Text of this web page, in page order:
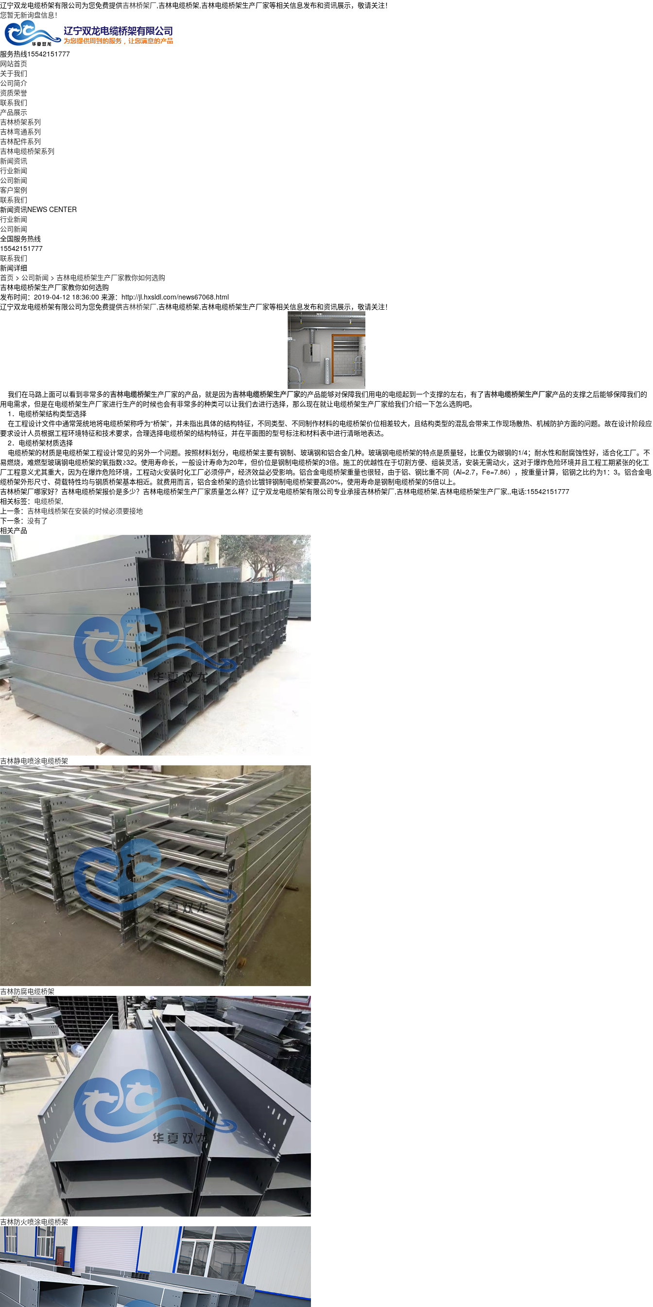
辽宁双龙电缆桥架有限公司为您免费提供吉林桥架厂,吉林电缆桥架,吉林电缆桥架生产厂家等相关信息发布和资讯展示，敬请关注！
您暂无新询盘信息！
服务热线15542151777
网站首页
关于我们
公司简介
资质荣誉
联系我们
产品展示
吉林桥架系列
吉林弯通系列
吉林配件系列
吉林电缆桥架系列
新闻资讯
行业新闻
公司新闻
客户案例
联系我们
新闻资讯NEWS CENTER
行业新闻
公司新闻
全国服务热线
15542151777
联系我们
新闻详细
首页 > 公司新闻 > 吉林电缆桥架生产厂家教你如何选购
吉林电缆桥架生产厂家教你如何选购
发布时间：2019-04-12 18:36:00 来源：http://jl.hxsldl.com/news67068.html
辽宁双龙电缆桥架有限公司为您免费提供吉林桥架厂,吉林电缆桥架,吉林电缆桥架生产厂家等相关信息发布和资讯展示，敬请关注！
我们在马路上面可以看到非常多的吉林电缆桥架生产厂家的产品，就是因为吉林电缆桥架生产厂家的产品能够对保障我们用电的电缆起到一个支撑的左右，有了吉林电缆桥架生产厂家产品的支撑之后能够保障我们的
用电需求，但是在电缆桥架生产厂家进行生产的时候也会有非常多的种类可以让我们去进行选择，那么现在就让电缆桥架生产厂家给我们介绍一下怎么选购吧。
1．电缆桥架结构类型选择
在工程设计文件中通常笼统地将电缆桥架称呼为“桥架”，并未指出具体的结构特征，不同类型、不同制作材料的电缆桥架价位相差较大，且结构类型的混乱会带来工作现场散热、机械防护方面的问题。故在设计阶段应
要求设计人员根据工程环境特征和技术要求，合理选择电缆桥架的结构特征，并在平面图的型号标注和材料表中进行清晰地表达。
2．电缆桥架材质选择
电缆桥架的材质是电缆桥架工程设计常见的另外一个问题。按照材料划分，电缆桥架主要有钢制、玻璃钢和铝合金几种。玻璃钢电缆桥架的特点是质量轻，比重仅为碳钢的1/4；耐水性和耐腐蚀性好，适合化工厂。不
易燃烧，难燃型玻璃钢电缆桥架的氧指数≥32。使用寿命长，一般设计寿命为20年，但价位是钢制电缆桥架的3倍。施工的优越性在于切割方便、组装灵活，安装无需动火，这对于爆炸危险环境并且工程工期紧张的化工
厂工程意义尤其重大，因为在爆炸危险环境，工程动火安装时化工厂必须停产，经济效益必受影响。铝合金电缆桥架重量也很轻，由于铝、钢比重不同（Al=2.7，Fe=7.86），按重量计算，铝钢之比约为1：3。铝合金电
缆桥架外形尺寸、荷载特性均与钢质桥架基本相近。就费用而言，铝合金桥架的造价比镀锌钢制电缆桥架要高20%，使用寿命是钢制电缆桥架的5倍以上。
吉林桥架厂哪家好？吉林电缆桥架报价是多少？吉林电缆桥架生产厂家质量怎么样？辽宁双龙电缆桥架有限公司专业承接吉林桥架厂,吉林电缆桥架,吉林电缆桥架生产厂家,,电话:15542151777
相关标签： 电缆桥架,
上一条： 吉林电线桥架在安装的时候必须要接地
下一条： 没有了
相关产品
吉林静电喷涂电缆桥架
吉林防腐电缆桥架
吉林防火喷涂电缆桥架